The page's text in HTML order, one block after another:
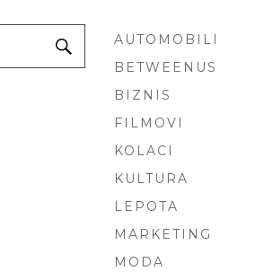
SEARCH
AUTOMOBILI
BETWEENUS
BIZNIS
FILMOVI
KOLACI
KULTURA
LEPOTA
MARKETING
MODA